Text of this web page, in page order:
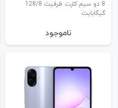
8 دو سیم کارت ظرفیت 128/8
گیگابایت
نا‌موجود